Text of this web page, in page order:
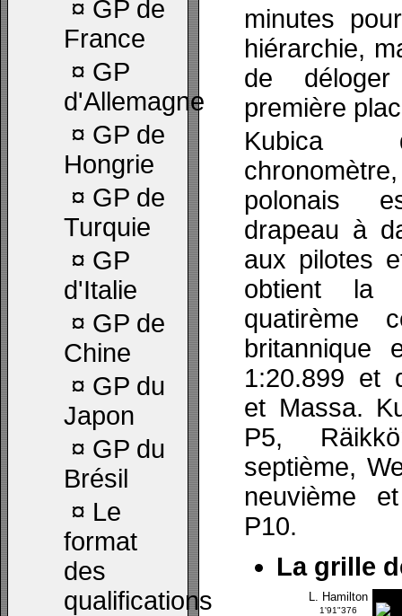
¤ GP de
France
¤ GP
d'Allemagne
¤ GP de
Hongrie
¤ GP de
Turquie
¤ GP
d'Italie
¤ GP de
Chine
¤ GP du
Japon
¤ GP du
Brésil
¤ Le
format
des
qualifications
minutes
hiérarchie,
de
première
Kubica
polonais
drapeau à
aux pilotes
obtient la
quatirème
britannique
1:20.899 et
et Massa.
P5,
septième,
neuvième
P10.
La grille
L. Hamilton
1'91"376